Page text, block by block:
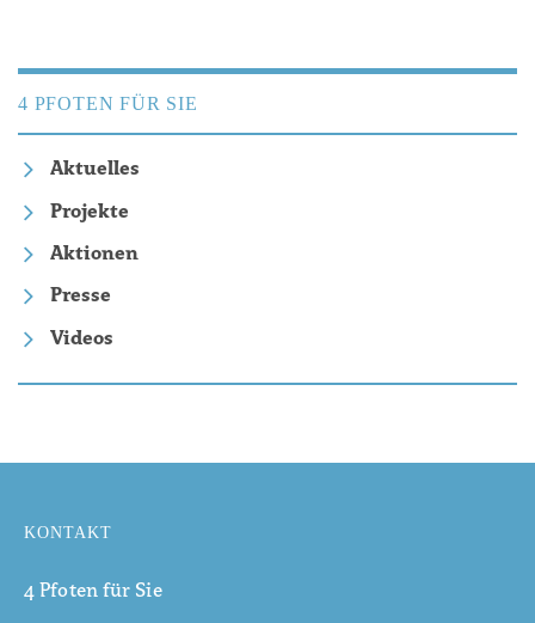
4 PFOTEN FÜR SIE
Aktuelles
Projekte
Aktionen
Presse
Videos
KONTAKT
4 Pfoten für Sie